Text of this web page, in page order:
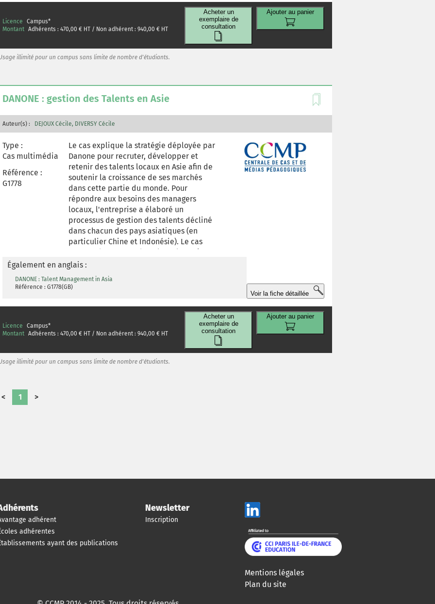
decreased in Europe. This case focuses on
China where the firm wants to reinforce its
market shares. To fuel its growth, DANONE
faces the challenge to attract, develop
and retain young Chinese talents.
corporate HR management to an
individual-centric talent Management
reinforcing the brand image of the firm in
this part of the world, finding a balance
between the right numbers and the level
of responsibilities of local employees and
expatriates, and imagining drivers that
can attract, motivate and retain young
Chinese talents.
Licence Campus*
illimité pour un campus sans limite de nombre d'étudiants.
Montant Adhérents : 470,00 € HT / Non adhérent : 940,00 € HT
Acheter un
exemplaire de
consultation
Ajouter au panier
DANONE : gestion des Talents en Asie
Auteur(s) : DEJOUX Cécile DIVERSY Cécile
Type :
Cas multimédia
Référence :
G1778
Le cas explique la stratégie déployée par
Danone pour recruter, développer et
retenir des talents locaux en Asie afin de
soutenir la croissance de ses marchés
dans cette partie du monde. Pour
répondre aux besoins des managers
locaux, l'entreprise a élaboré un
processus de gestion des talents décliné
dans chacun des pays asiatiques (en
particulier Chine et Indonésie). Le cas
permet d'une part, d'analyser les enjeux
et les risques pour l'entreprise face à une
forte croissance en Asie, et d'autre part de
comprendre les éléments de contexte, de
de gestion des talents, nommé Bo Le,
visant à instaurer et pérenniser un flux de
talents locaux. Ce cas propose également
d'aborder des thématiques
management participatif, l'évolution des
asiatiques.
Également en anglais :
DANONE : Talent Management in Asia
Référence : G1778(GB)
Voir la fiche détaillée
Licence Campus*
illimité pour un campus sans limite de nombre d'étudiants.
Montant Adhérents : 470,00 € HT / Non adhérent : 940,00 € HT
Acheter un
exemplaire de
consultation
Ajouter au panier
< 1 >
adhérent
adhérentes
ayant des publications
Newsletter
Inscription
Mentions légales
Plan du site